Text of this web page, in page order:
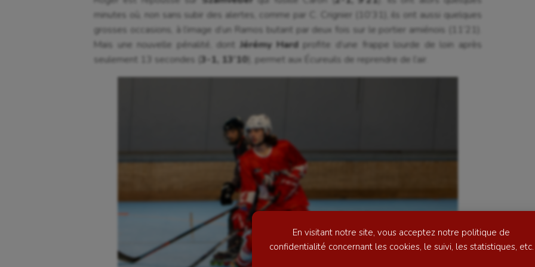
En visitant notre site, vous acceptez notre politique de
confidentialité concernant les cookies, le suivi, les statistiques, etc.
Balle à la main
Danse
Equitation
Escalade
Escrime
Fitness
Flag football
Natation artistique
minutes où, non sans subir des alertes, comme par C. Crignier (10’31), ils ont aussi quelques
grosses occasions, à l’image d’un Ramos butant par deux fois sur le portier amiénois (11’21).
Mais une nouvelle pénalité, dont Jérémy Hardprofite d’une frappe lourde de loin après
seulement 13 secondes (
3-1, 13’10), permet aux Écureuils de reprendre de l’air.